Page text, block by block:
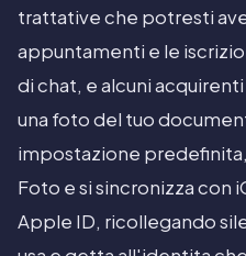
trattative che potresti
appuntamenti e le
di chat, e alcuni
una foto del tuo
impostazione
Foto e si sincronizza con
Apple ID, ricollegando